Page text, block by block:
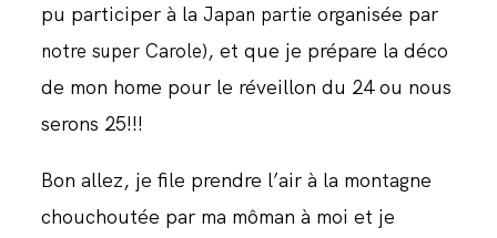
pu participer à laJapan partieorganisée par
notre super Carole), et que je prépare la déco
de mon home pour le réveillon du 24 ou nous
serons 25!!!
Bon allez, je file prendre l’air à la montagne
chouchoutée par ma môman à moi et je